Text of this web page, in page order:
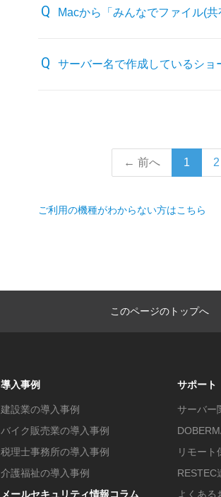
Macから「みんなでファイル(
サーバー名で作成しているシ
← 前へ 1 2
ご利用の機種がわからない方はこちら
このページのトップへ
導入事例
建設業の導入事例
バイク販売業の導入事例
税理士事務所の導入事例
介護福祉の導入事例
メールセキュリティ情報コラム
サポート
サーバー
リモート
RESTEC
よくある